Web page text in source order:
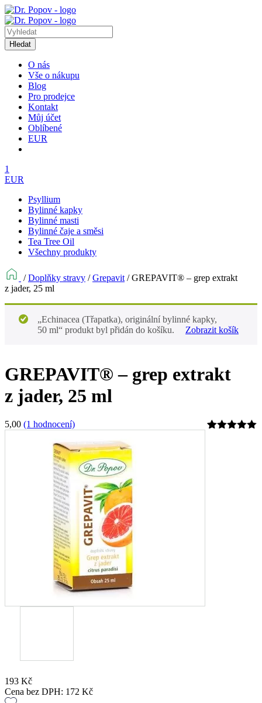
Hledat
O nás
Vše o nákupu
Blog
Pro prodejce
Kontakt
Můj účet
Oblíbené
EUR
1
EUR
Psyllium
Bylinné kapky
Bylinné masti
Bylinné čaje a směsi
Tea Tree Oil
Všechny produkty
/Doplňky stravy /Grepavit /GREPAVIT® – grep extrakt
z jader, 25 ml
„Echinacea (Třapatka), originální bylinné kapky,
50 ml“ produkt byl přidán do košíku.
Zobrazit košík
GREPAVIT® – grep extrakt
z jader, 25 ml
5,00 (1 hodnocení)
193 Kč
Cena bez DPH: 172 Kč